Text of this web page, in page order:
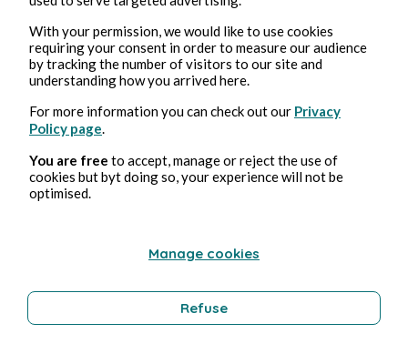
Jun 2, 20264 min read
With your permission, we would like to use cookies
requiring your consent in order to measure our audience
by tracking the number of visitors to our site and
understanding how you arrived here.
For more information you can check out our Privacy
Policy page
You are free to accept, manage or reject the use of
cookies but byt doing so, your experience will not be
optimised.
Manage cookies
Refuse